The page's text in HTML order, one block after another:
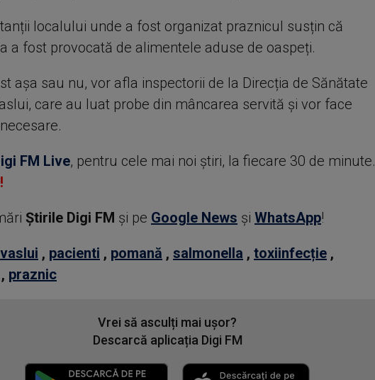
localului unde a fost organizat praznicul susțin că
a fost provocată de alimentele aduse de oaspeți.
așa sau nu, vor afla inspectorii de la Direcția de Sănătate
care au luat probe din mâncarea servită și vor face
FM Live, pentru cele mai noi știri, la fiecare 30 de minute.
Știrile Digi FM şi pe Google News şi WhatsApp!
vaslui , pacienti , pomană , salmonella , toxiinfecție,
, praznic
Vrei să asculți mai ușor?
Descarcă aplicația Digi FM